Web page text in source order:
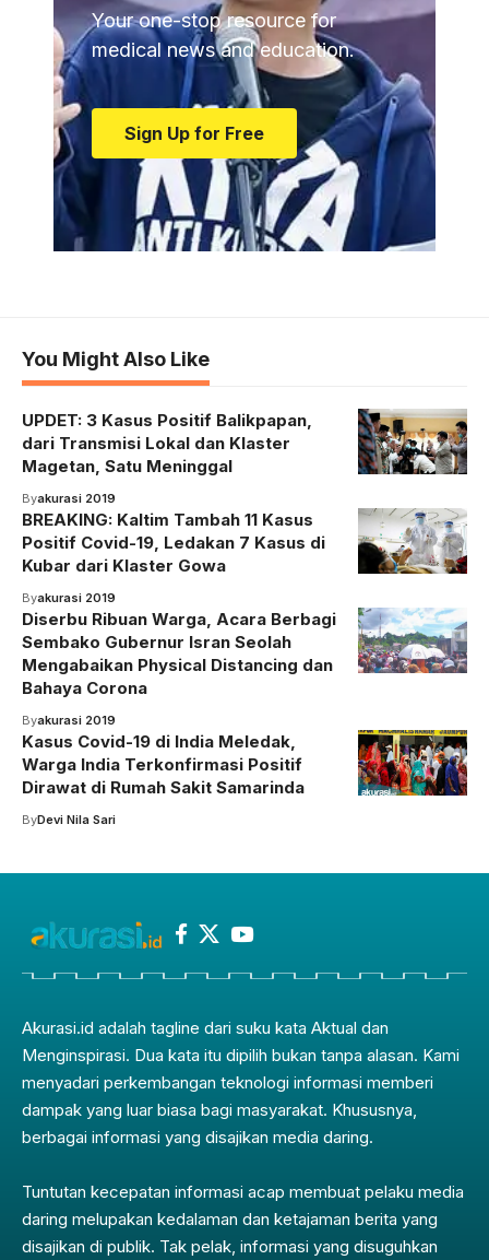
Your one-stop resource for
medical news and education.
Sign Up for Free
You Might Also Like
UPDET: 3 Kasus Positif Balikpapan,
dari Transmisi Lokal dan Klaster
Magetan, Satu Meninggal
Byakurasi 2019
BREAKING: Kaltim Tambah 11 Kasus
Positif Covid-19, Ledakan 7 Kasus di
Kubar dari Klaster Gowa
Byakurasi 2019
Diserbu Ribuan Warga, Acara Berbagi
Sembako Gubernur Isran Seolah
Mengabaikan Physical Distancing dan
Bahaya Corona
Byakurasi 2019
Kasus Covid-19 di India Meledak,
Warga India Terkonfirmasi Positif
Dirawat di Rumah Sakit Samarinda
ByDevi Nila Sari
Akurasi.id adalah tagline dari suku kata Aktual dan
Menginspirasi. Dua kata itu dipilih bukan tanpa alasan. Kami
menyadari perkembangan teknologi informasi memberi
dampak yang luar biasa bagi masyarakat. Khususnya,
berbagai informasi yang disajikan media daring.
Tuntutan kecepatan informasi acap membuat pelaku media
daring melupakan kedalaman dan ketajaman berita yang
disajikan di publik. Tak pelak, informasi yang disuguhkan